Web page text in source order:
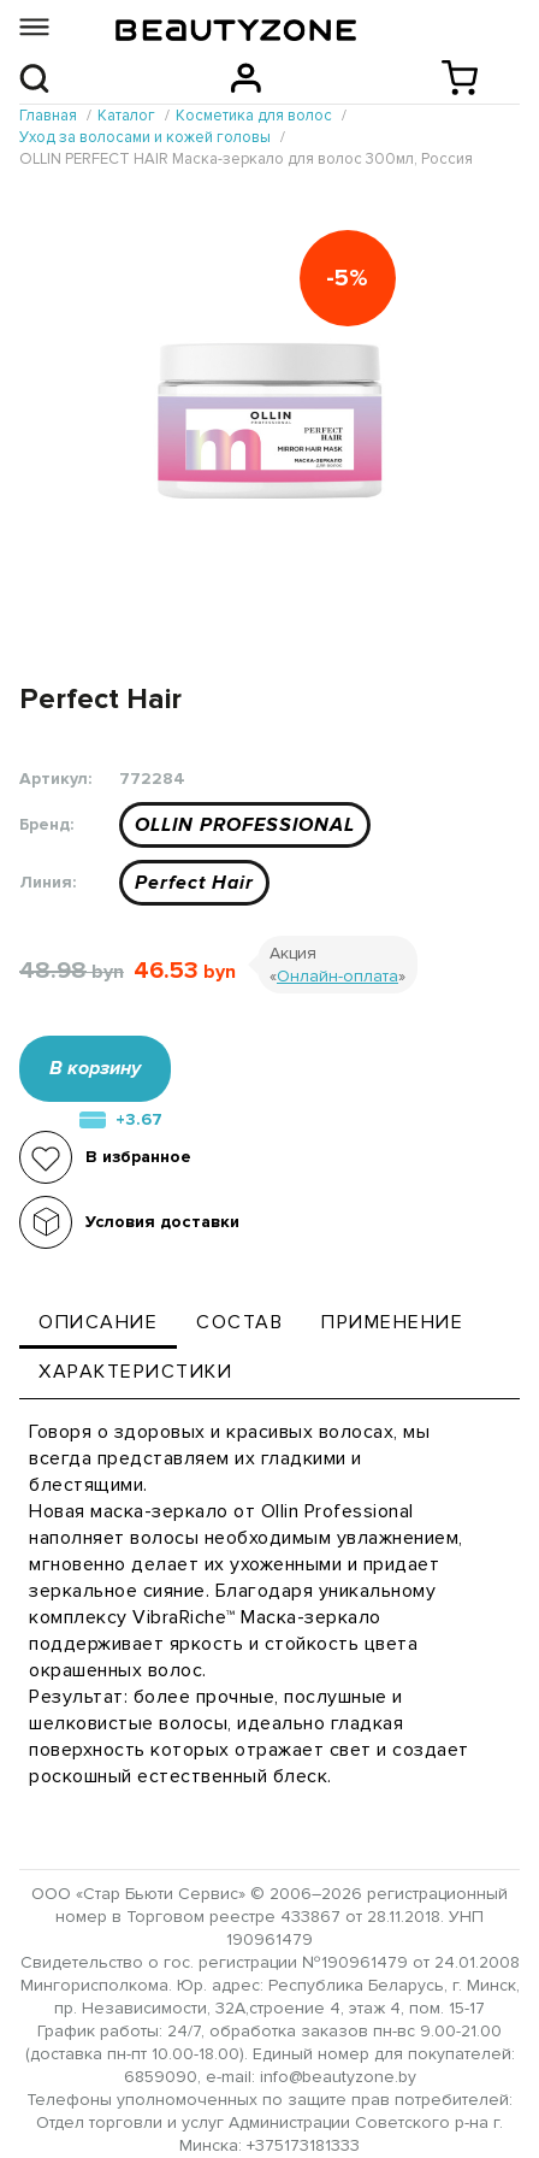
Главная Каталог
Косметика для волос
Уход за волосами и кожей головы
OLLIN PERFECT HAIR Маска-зеркало для волос 300мл, Россия
-5%
Perfect Hair
Артикул: 772284
Бренд: OLLIN PROFESSIONAL
Линия: Perfect Hair
48.98 46.53
Акция
«Онлайн-оплата»
В корзину
+3.67
В избранное
Условия доставки
ОПИСАНИЕ СОСТАВ ПРИМЕНЕНИЕ
ХАРАКТЕРИСТИКИ
Говоря о здоровых и красивых волосах, мы
всегда представляем их гладкими и
блестящими.
Новая маска-зеркало от Ollin Professional
наполняет волосы необходимым увлажнением,
мгновенно делает их ухоженными и придает
зеркальное сияние. Благодаря уникальному
комплексу VibraRiche™ Маска-зеркало
поддерживает яркость и стойкость цвета
окрашенных волос.
Результат: более прочные, послушные и
шелковистые волосы, идеально гладкая
поверхность которых отражает свет и создает
роскошный естественный блеск.
ООО «Стар Бьюти Сервис» © 2006–2026 регистрационный
номер в Торговом реестре 433867 от 28.11.2018. УНП
190961479
Свидетельство о гос. регистрации №190961479 от 24.01.2008
Мингорисполкома. Юр. адрес: Республика Беларусь, г. Минск,
пр. Независимости, 32А,строение 4, этаж 4, пом. 15-17
График работы: 24/7, обработка заказов пн-вс 9.00-21.00
(доставка пн-пт 10.00-18.00). Единый номер для покупателей:
6859090, e-mail: info@beautyzone.by
Телефоны уполномоченных по защите прав потребителей:
Отдел торговли и услуг Администрации Советского р-на г.
Минска: +375173181333